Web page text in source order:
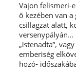
Vajon felismeri-
ő kezében van a
csillagzat alatt,
„Istenadta”,
emberiség
hozó-